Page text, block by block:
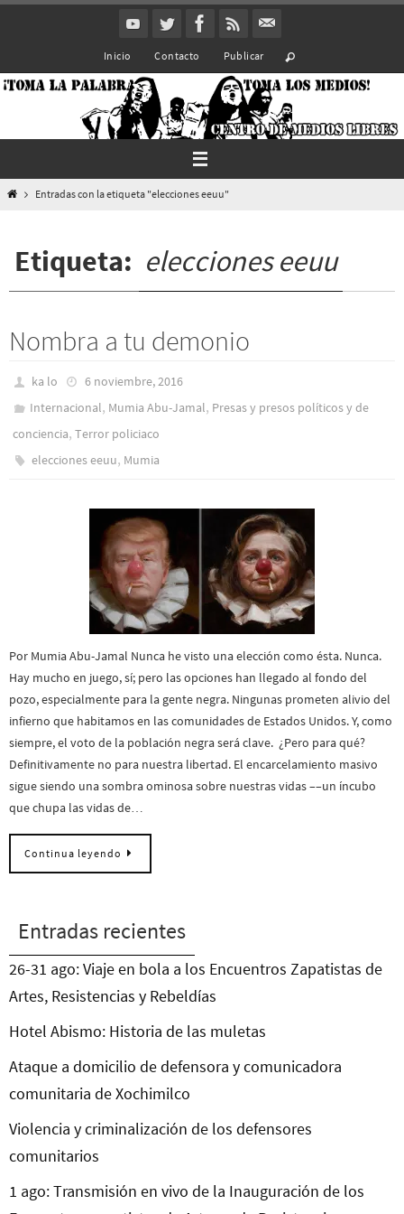
Inicio Contacto Publicar
InicioEntradas con la etiqueta "elecciones eeuu"
Etiqueta: elecciones eeuu
Nombra a tu demonio
ka lo
6 noviembre, 2016
Internacional, Mumia Abu-Jamal, Presas y presos polí­ticos y de
conciencia, Terror policiaco
elecciones eeuu, Mumia
Por Mumia Abu-Jamal Nunca he visto una elección como ésta. Nunca.
Hay mucho en juego, sí; pero las opciones han llegado al fondo del
pozo, especialmente para la gente negra. Ningunas prometen alivio del
infierno que habitamos en las comunidades de Estados Unidos. Y, como
siempre, el voto de la población negra será clave. ¿Pero para qué?
Definitivamente no para nuestra libertad. El encarcelamiento masivo
sigue siendo una sombra ominosa sobre nuestras vidas ––un íncubo
que chupa las vidas de…
Continua leyendo
Entradas recientes
26-31 ago: Viaje en bola a los Encuentros Zapatistas de
Artes, Resistencias y Rebeldías
Hotel Abismo: Historia de las muletas
Ataque a domicilio de defensora y comunicadora
comunitaria de Xochimilco
Violencia y criminalización de los defensores
comunitarios
1 ago: Transmisión en vivo de la Inauguración de los